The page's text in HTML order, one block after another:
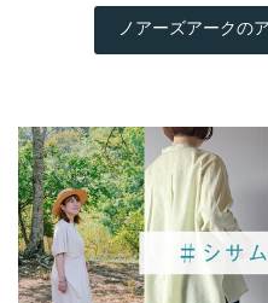
ノアーズアークの